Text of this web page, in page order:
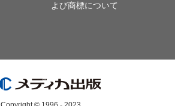
よび商標について